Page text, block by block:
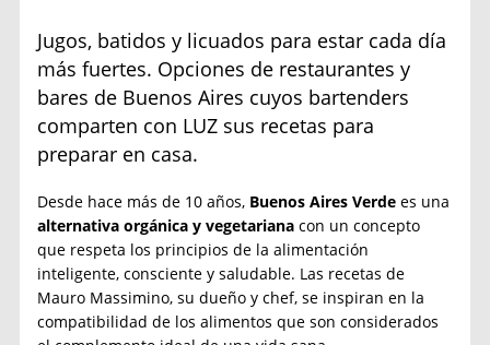
Jugos, batidos y licuados para estar cada día
más fuertes. Opciones de restaurantes y
bares de Buenos Aires cuyos bartenders
comparten con LUZ sus recetas para
preparar en casa.
Desde hace más de 10 años, Buenos Aires Verde es una
alternativa orgánica y vegetariana con un concepto
que respeta los principios de la alimentación
inteligente, consciente y saludable. Las recetas de
Mauro Massimino, su dueño y chef, se inspiran en la
compatibilidad de los alimentos que son considerados